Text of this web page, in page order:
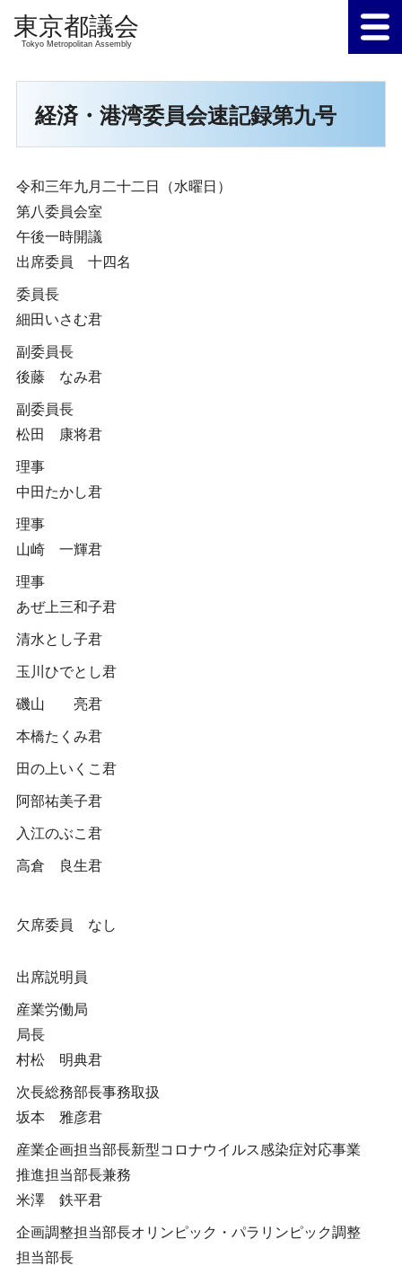
Tokyo Metropolitan Assembly
経済・港湾委員会速記録第九号
令和三年九月二十二日（水曜日）
第八委員会室
午後一時開議
出席委員 十四名
委員長
細田いさむ君
副委員長
後藤 なみ君
副委員長
松田 康将君
理事
中田たかし君
理事
山崎 一輝君
理事
あぜ上三和子君
清水とし子君
玉川ひでとし君
磯山 亮君
本橋たくみ君
田の上いくこ君
阿部祐美子君
入江のぶこ君
高倉 良生君
欠席委員 なし
出席説明員
産業労働局
局長
村松 明典君
次長総務部長事務取扱
坂本 雅彦君
産業企画担当部長新型コロナウイルス感染症対応事業
推進担当部長兼務
米澤 鉄平君
企画調整担当部長オリンピック・パラリンピック調整
担当部長